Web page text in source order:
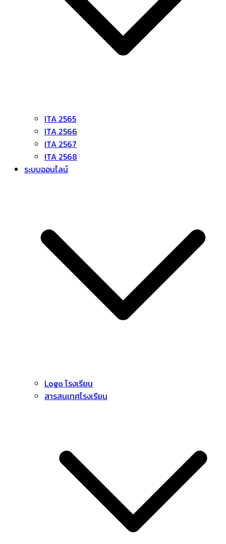
ITA 2565
ITA 2566
ITA 2567
ITA 2568
ระบบออนไลน์
Logo โรงเรียน
สารสนเทศโรงเรียน